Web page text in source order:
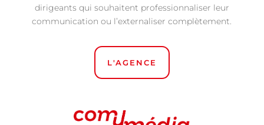
dirigeants qui souhaitent professionnaliser leur
communication ou l’externaliser complètement.
L'AGENCE